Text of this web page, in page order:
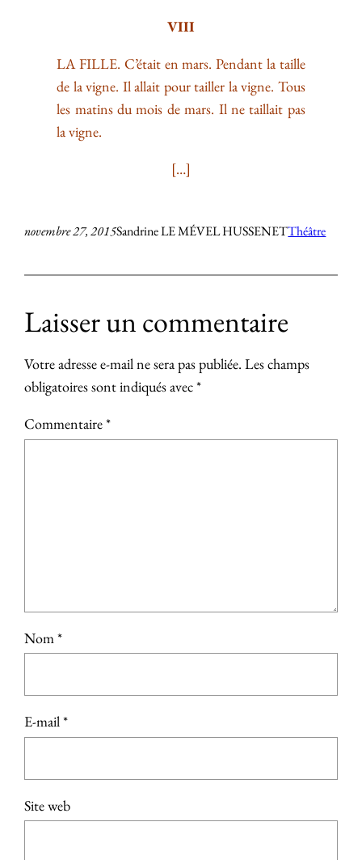
VIII
LA FILLE. C’était en mars. Pendant la taille
de la vigne. Il allait pour tailler la vigne. Tous
les matins du mois de mars. Il ne taillait pas
la vigne.
[…]
novembre 27, 2015Sandrine LE MÉVEL HUSSENETThéâtre
Laisser un commentaire
Votre adresse e-mail ne sera pas publiée. Les champs
obligatoires sont indiqués avec*
Commentaire*
Nom*
E-mail*
Site web